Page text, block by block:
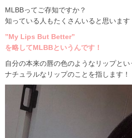
MLBBってご存知ですか？
知っている人もたくさんいると思います
”My Lips But Better”
を略してMLBBというんです！
自分の本来の唇の色のようなリップとい
ナチュラルなリップのことを指します！